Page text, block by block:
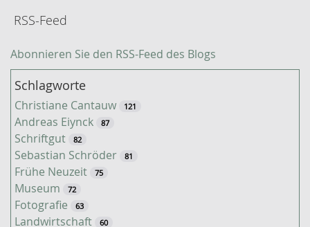
RSS-Feed
Abonnieren Sie den RSS-Feed des Blogs
Schlagworte
Christiane Cantauw 121
Andreas Eiynck 87
Schriftgut 82
Sebastian Schröder 81
Frühe Neuzeit 75
Museum 72
Fotografie 63
Landwirtschaft 60